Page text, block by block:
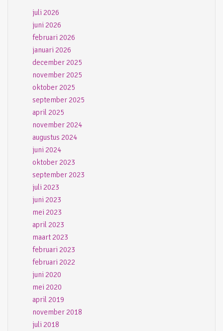
juli 2026
juni 2026
februari 2026
januari 2026
december 2025
november 2025
oktober 2025
september 2025
april 2025
november 2024
augustus 2024
juni 2024
oktober 2023
september 2023
juli 2023
juni 2023
mei 2023
april 2023
maart 2023
februari 2023
februari 2022
juni 2020
mei 2020
april 2019
november 2018
juli 2018